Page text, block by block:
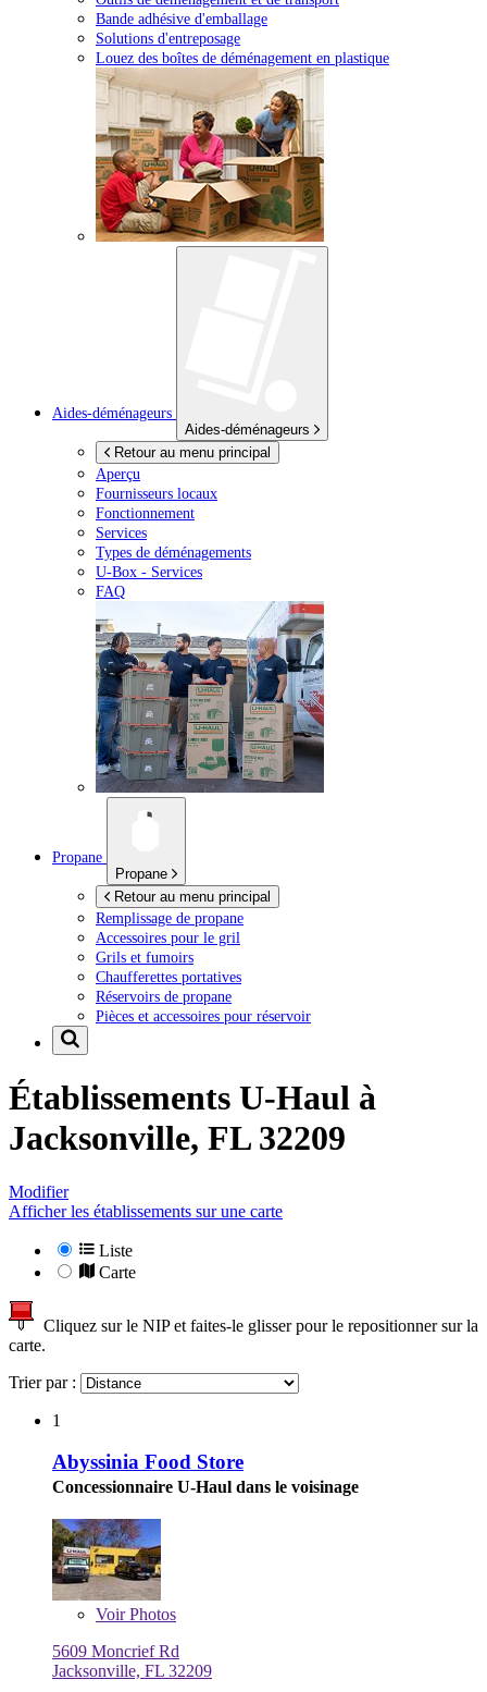
Bande adhésive d'emballage
Solutions d'entreposage
Louez des boîtes de déménagement en plastique
Aides-déménageurs
Aides-déménageurs
Retour au menu principal
Aperçu
Fournisseurs locaux
Fonctionnement
Services
Types de déménagements
U-Box - Services
FAQ
Propane
Propane
Retour au menu principal
Remplissage de propane
Accessoires pour le gril
Grils et fumoirs
Chaufferettes portatives
Réservoirs de propane
Pièces et accessoires pour réservoir
Établissements U-Haul à
Jacksonville, FL 32209
Modifier
Afficher les établissements sur une carte
Liste
Carte
Cliquez sur le NIP et faites-le glisser pour le repositionner sur la
carte.
Trier par :
1
Abyssinia Food Store
Concessionnaire U-Haul dans le voisinage
VoirPhotos
5609 Moncrief Rd
Jacksonville, FL 32209